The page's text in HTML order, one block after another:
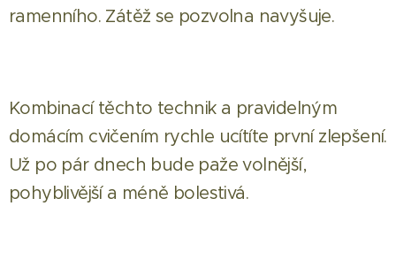
ramenního. Zátěž se pozvolna navyšuje.
Kombinací těchto technik a pravidelným
domácím cvičením rychle ucítíte první zlepšení.
Už po pár dnech bude paže volnější,
pohyblivější a méně bolestivá.